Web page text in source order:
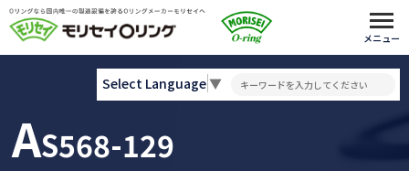
メニュー
AS568-129
Select Language▼